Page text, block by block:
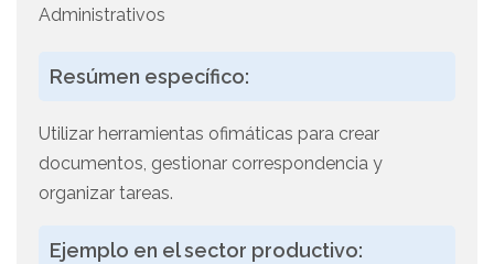
Administrativos
Resúmen específico:
Utilizar herramientas ofimáticas para crear
documentos, gestionar correspondencia y
organizar tareas.
Ejemplo en el sector productivo: